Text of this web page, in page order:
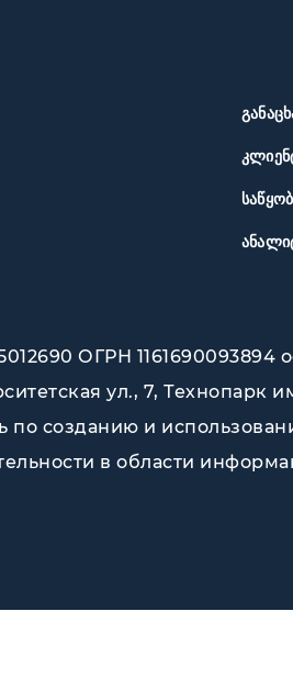
ОГРН 1161690093894
ул., 7, Технопарк
по созданию и
в области